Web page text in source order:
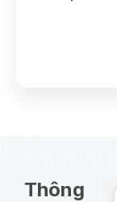
Thông